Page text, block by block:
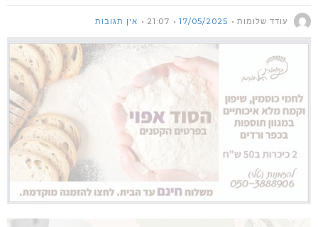
עודד שלומות 17/05/2025
21:07 אין תגובות